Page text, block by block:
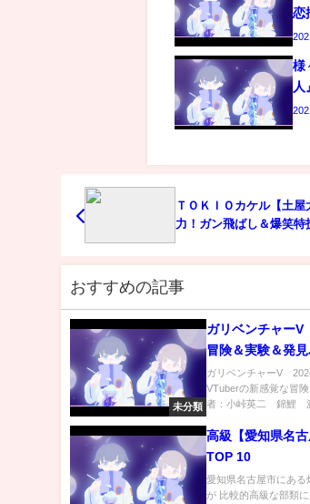
恋
様
人
ＴＯＫＩＯカケル【土
力！ガン飛ばし＆爆笑
おすすめの記事
未分類
ガリベンチャー
冒険＆実験＆発
ガリベンチャーV
VTuberの新感覚な冒
者：小峠英二 錦鯉
高級【愛知県名
TOP 10
愛知県名古屋市にある
が 比較的高級な部類